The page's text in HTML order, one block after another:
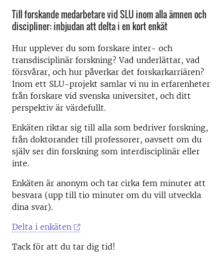
Till forskande medarbetare vid SLU inom alla ämnen och
discipliner: inbjudan att delta i en kort enkät
Hur upplever du som forskare inter- och
transdisciplinär forskning? Vad underlättar, vad
försvårar, och hur påverkar det forskarkarriären?
Inom ett SLU-projekt samlar vi nu in erfarenheter
från forskare vid svenska universitet, och ditt
perspektiv är värdefullt.
Enkäten riktar sig till alla som bedriver forskning,
från doktorander till professorer, oavsett om du
själv ser din forskning som interdisciplinär eller
inte.
Enkäten är anonym och tar cirka fem minuter att
besvara (upp till tio minuter om du vill utveckla
dina svar).
Delta i enkäten
Tack för att du tar dig tid!